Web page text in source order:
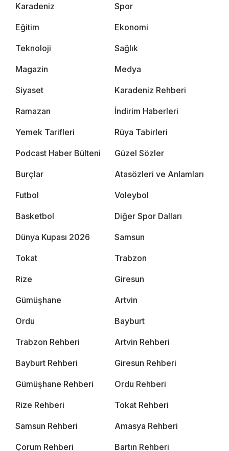
Karadeniz Spor
Eğitim Ekonomi
Teknoloji Sağlık
Magazin Medya
Siyaset Karadeniz Rehberi
Ramazan İndirim Haberleri
Yemek Tarifleri Rüya Tabirleri
Podcast Haber Bülteni Güzel Sözler
Burçlar Atasözleri ve Anlamları
Futbol Voleybol
Basketbol Diğer Spor Dalları
Dünya Kupası 2026 Samsun
Tokat Trabzon
Rize Giresun
Gümüşhane Artvin
Ordu Bayburt
Trabzon Rehberi Artvin Rehberi
Bayburt Rehberi Giresun Rehberi
Gümüşhane Rehberi Ordu Rehberi
Rize Rehberi Tokat Rehberi
Samsun Rehberi Amasya Rehberi
Çorum Rehberi Bartın Rehberi